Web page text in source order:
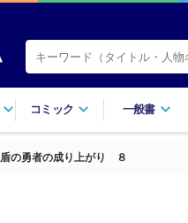
コミック 一般書
盾の勇者の成り上がり ８